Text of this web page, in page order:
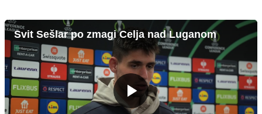
Svit Sešlar po zmagi Celja nad Luganom